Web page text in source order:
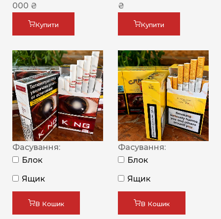
000 ₴
Купити
₴
Купити
Фасування:
Блок
Ящик
В Кошик
Фасування:
Блок
Ящик
В Кошик